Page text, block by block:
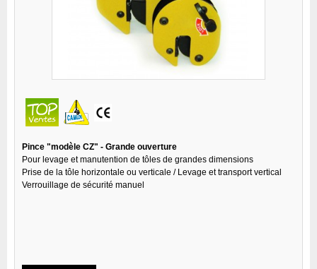
Pince "modèle CZ" - Grande ouverture
Pour levage et manutention de tôles de grandes dimensions
Prise de la tôle horizontale ou verticale / Levage et transport vertical
Verrouillage de sécurité manuel